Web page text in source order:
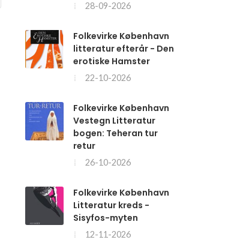
28-09-2026
Folkevirke København
litteratur efterår - Den
erotiske Hamster
22-10-2026
Folkevirke København
Vestegn Litteratur
bogen: Teheran tur
retur
26-10-2026
Folkevirke København
Litteratur kreds -
Sisyfos-myten
12-11-2026